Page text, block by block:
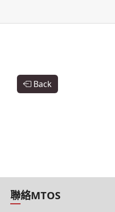
Back
聯絡MTOS